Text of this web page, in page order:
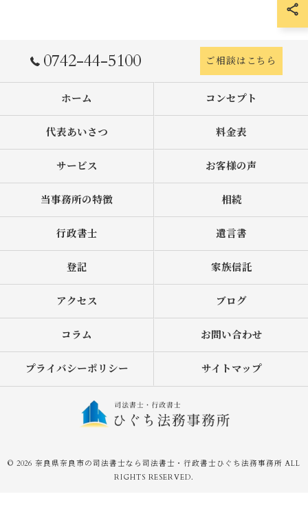
0742-44-5100 ご相談はこちら
ホーム コンセプト
代表あいさつ 料金表
サービス お客様の声
当事務所の特徴 相続
行政書士 遺言書
登記 家族信託
アクセス ブログ
コラム お問い合わせ
プライバシーポリシー サイトマップ
© 2026 奈良県奈良市の司法書士なら司法書士・行政書士ひぐち法務事務所 ALL
RIGHTS RESERVED.